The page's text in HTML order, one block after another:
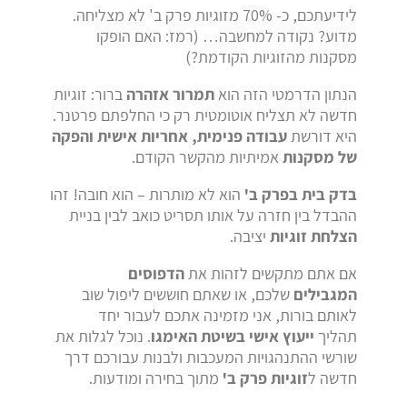
לידיעתכם, כ- 70% מזוגיות פרק ב' לא מצליחה.
מדוע? נקודה למחשבה… (רמז: האם הופקו
מסקנות מהזוגיות הקודמת?)
הנתון הדרמטי הזה הואתמרור אזהרה ברור: זוגיות
חדשה לא תצליח אוטומטית רק כי החלפתם פרטנר.
היא דורשתעבודה פנימית, אחריות אישית והפקה
של מסקנותאמיתיות מהקשר הקודם.
בדק בית בפרק ב' הוא לא מותרות – הוא חובה! זהו
ההבדל בין חזרה על אותו תסריט כואב לבין בניית
הצלחת זוגיותיציבה.
אם אתם מתקשים לזהות אתהדפוסים
המגבילים שלכם, או שאתם חוששים ליפול שוב
לאותם בורות, אני מזמינה אתכם לעבור יחד
תהליך ייעוץ אישי בשיטת האימגו. נוכל לגלות את
שורשי ההתנהגויות המעכבות ולבנות עבורכם דרך
חדשה לזוגיות פרק ב' מתוך בחירה ומודעות.